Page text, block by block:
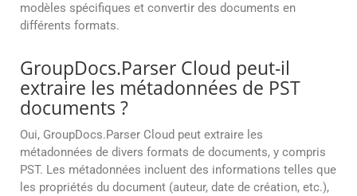
modèles spécifiques et convertir des documents en
différents formats.
GroupDocs.Parser Cloud peut-il
extraire les métadonnées de PST
documents ?
Oui, GroupDocs.Parser Cloud peut extraire les
métadonnées de divers formats de documents, y compris
PST. Les métadonnées incluent des informations telles que
les propriétés du document (auteur, date de création, etc.),